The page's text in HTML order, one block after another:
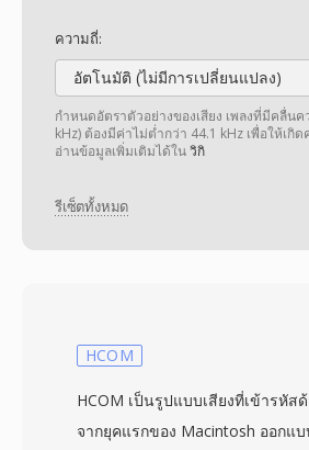
ความถี่:
อัตโนมัติ (ไม่มีการเปลี่ยนแปลง)
กำหนดอัตราตัวอย่างของเสียง เพลงที่มีคลื่น
kHz) ต้องมีค่าไม่ต่ำกว่า 44.1 kHz เพื่อให้เกิ
อ่านข้อมูลเพิ่มเติมได้ในวิกิ
รีเซ็ตทั้งหมด
HCOM
HCOM เป็นรูปแบบเสียงที่เข้ารหัส
จากยุคแรกของ Macintosh ออกแ